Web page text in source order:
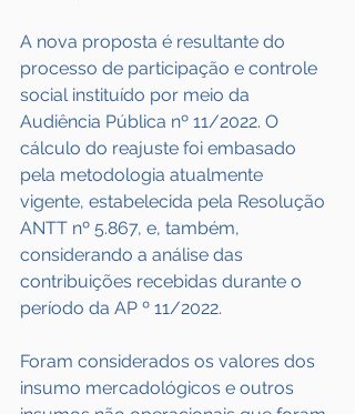
A nova proposta é resultante do
processo de participação e controle
social instituído por meio da
Audiência Pública nº 11/2022. O
cálculo do reajuste foi embasado
pela metodologia atualmente
vigente, estabelecida pela Resolução
ANTT nº 5.867, e, também,
considerando a análise das
contribuições recebidas durante o
período da AP º 11/2022.
Foram considerados os valores dos
insumo mercadológicos e outros